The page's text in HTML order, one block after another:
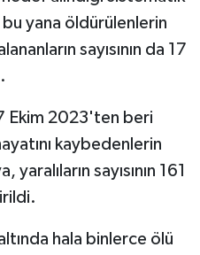
bu yana öldürülenlerin
sayısının da 17
Ekim 2023'ten beri
kaybedenlerin
sayısının 161
hala binlerce ölü